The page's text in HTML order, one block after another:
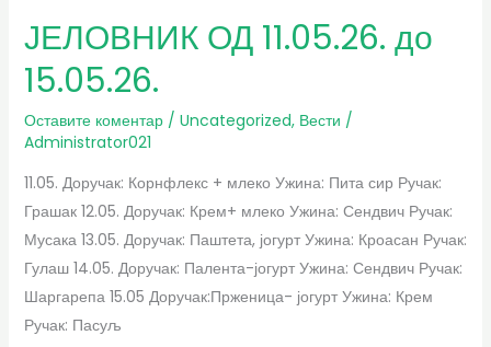
ЈЕЛОВНИК ОД 11.05.26. до
15.05.26.
Оставите коментар / Uncategorized, Вести /
Administrator021
11.05. Доручак: Корнфлекс + млеко Ужина: Пита сир Ручак:
Грашак 12.05. Доручак: Крем+ млеко Ужина: Сендвич Ручак:
Мусака 13.05. Доручак: Паштета, јогурт Ужина: Кроасан Ручак:
Гулаш 14.05. Доручак: Палента-јогурт Ужина: Сендвич Ручак:
Шаргарепа 15.05 Доручак:Прженица- јогурт Ужина: Крем
Ручак: Пасуљ
ЈЕЛОВНИК
11.05.26.
до
15.05.26.